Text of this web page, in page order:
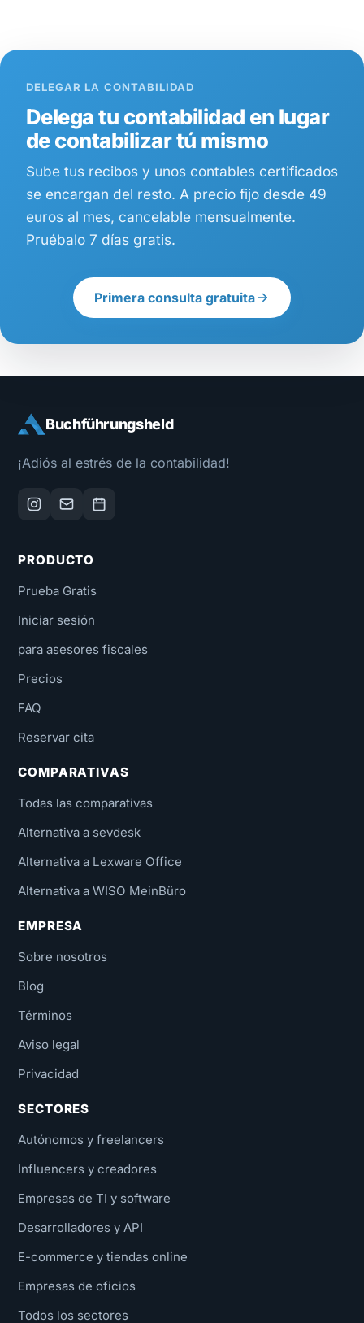
DELEGAR LA CONTABILIDAD
Delega tu contabilidad en lugar
de contabilizar tú mismo
Sube tus recibos y unos contables certificados
se encargan del resto. A precio fijo desde 49
euros al mes, cancelable mensualmente.
Pruébalo 7 días gratis.
Primera consulta gratuita
Buchführungsheld
¡Adiós al estrés de la contabilidad!
PRODUCTO
Prueba Gratis
Iniciar sesión
para asesores fiscales
Precios
FAQ
Reservar cita
COMPARATIVAS
Todas las comparativas
Alternativa a sevdesk
Alternativa a Lexware Office
Alternativa a WISO MeinBüro
EMPRESA
Sobre nosotros
Blog
Términos
Aviso legal
Privacidad
SECTORES
Autónomos y freelancers
Influencers y creadores
Empresas de TI y software
Desarrolladores y API
E-commerce y tiendas online
Empresas de oficios
Todos los sectores